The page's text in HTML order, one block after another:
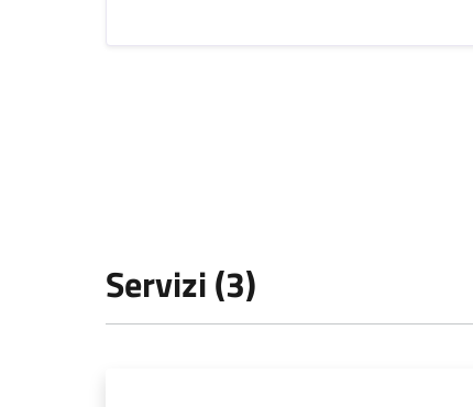
Servizi (3)